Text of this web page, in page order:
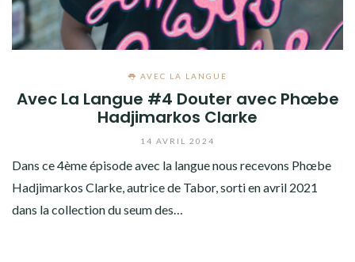
👅 AVEC LA LANGUE
Avec La Langue #4 Douter avec Phœbe
Hadjimarkos Clarke
14 AVRIL 2024
Dans ce 4ème épisode avec la langue nous recevons Phœbe
Hadjimarkos Clarke, autrice de Tabor, sorti en avril 2021
dans la collection du seum des…